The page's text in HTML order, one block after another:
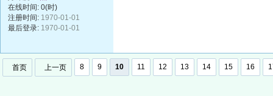
在线时间: 0(时)
注册时间: 1970-01-01
最后登录: 1970-01-01
首页 上一页 8 9 10 11 12 13 14 15 16